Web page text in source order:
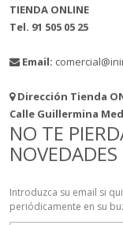
TIENDA ONLINE
Tel. 91 505 05 25
Email:
Dirección Tienda
Calle Guillermina
NO TE
NOVEDADES
Introduzca su email si
periódicamente en su